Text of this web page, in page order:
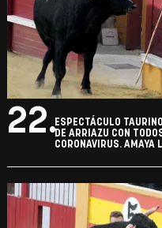
22.ESPECTÁCULO
DE ARRIAZU CON
CORONAVIRUS. AMAYA